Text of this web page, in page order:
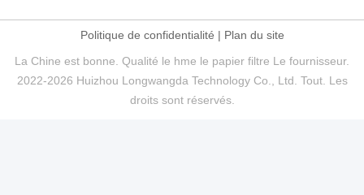
Politique de confidentialité | Plan du site
La Chine est bonne. Qualité le hme le papier filtre Le fournisseur.
2022-2026 Huizhou Longwangda Technology Co., Ltd. Tout. Les
droits sont réservés.